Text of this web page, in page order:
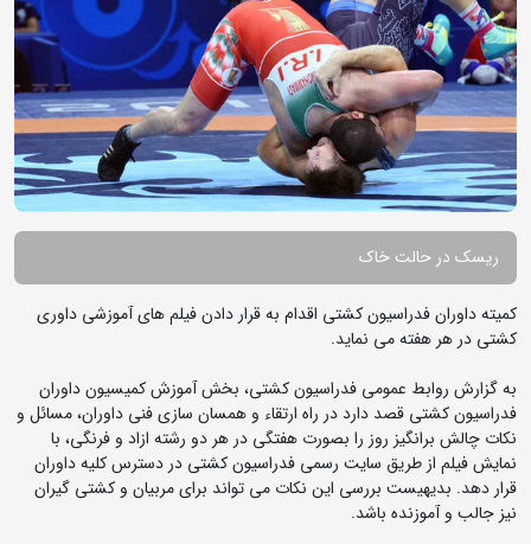
ریسک در حالت خاک
کمیته داوران فدراسیون کشتی اقدام به قرار دادن فیلم های آموزشی داوری
کشتی در هر هفته می نماید.
به گزارش روابط عمومی فدراسیون کشتی، بخش آموزش کمیسیون داوران
فدراسیون کشتی قصد دارد در راه ارتقاء و همسان سازی فنی داوران، مسائل و
نکات چالش برانگیز روز را بصورت هفتگی در هر دو رشته ازاد و فرنگی، با
نمایش فیلم از طریق سایت رسمی فدراسیون کشتی در دسترس کلیه داوران
قرار دهد. بدیهیست بررسی این نکات می تواند برای مربیان و کشتی گیران
نیز جالب و آموزنده باشد.